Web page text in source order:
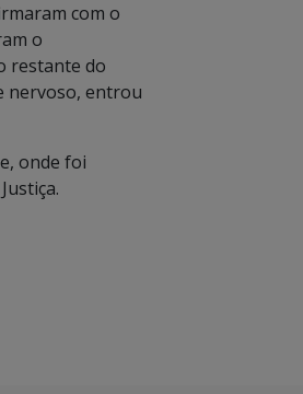
com o
o
restante do
nervoso, entrou
onde foi